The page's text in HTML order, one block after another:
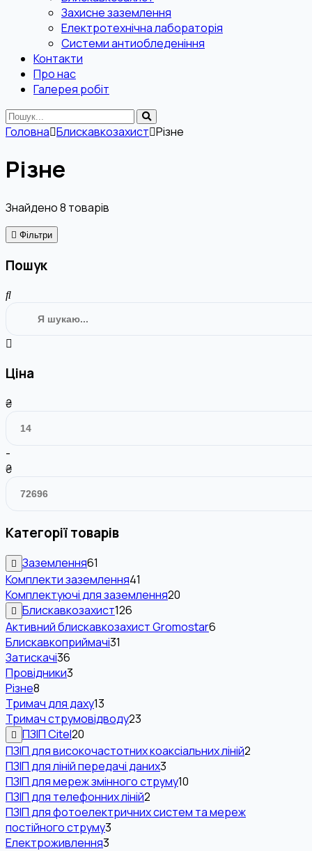
Захисне заземлення
Електротехнічна лабораторія
Системи антиобледеніння
Контакти
Про нас
Галерея робіт
Головна Блискавкозахист Різне
Різне
Знайдено8 товарів
Фільтри
Пошук
Ціна
₴
-
₴
Категорії товарів
Заземлення61
Комплекти заземлення41
Комплектуючі для заземлення20
Блискавкозахист126
Активний блискавкозахист Gromostar6
Блискавкоприймачі31
Затискачі36
Провідники3
Різне8
Тримач для даху13
Тримач струмовідводу23
ПЗІП Citel20
ПЗІП для високочастотних коаксіальних ліній2
ПЗІП для ліній передачі даних3
ПЗІП для мереж змінного струму10
ПЗІП для телефонних ліній2
ПЗІП для фотоелектричних систем та мереж
постійного струму3
Електроживлення3